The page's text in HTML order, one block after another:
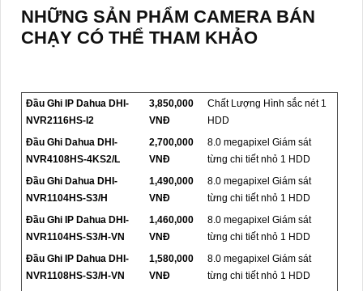
NHỮNG SẢN PHẨM CAMERA BÁN
CHẠY CÓ THỂ THAM KHẢO
Đầu Ghi IP Dahua DHI-
NVR2116HS-I2
3,850,000
VNĐ
Chất Lượng Hình sắc nét 1
HDD
Đầu Ghi Dahua DHI-
NVR4108HS-4KS2/L
2,700,000
VNĐ
8.0 megapixel Giám sát
từng chi tiết nhỏ 1 HDD
Đầu Ghi Dahua DHI-
NVR1104HS-S3/H
1,490,000
VNĐ
8.0 megapixel Giám sát
từng chi tiết nhỏ 1 HDD
Đầu Ghi IP Dahua DHI-
NVR1104HS-S3/H-VN
1,460,000
VNĐ
8.0 megapixel Giám sát
từng chi tiết nhỏ 1 HDD
Đầu Ghi IP Dahua DHI-
NVR1108HS-S3/H-VN
1,580,000
VNĐ
8.0 megapixel Giám sát
từng chi tiết nhỏ 1 HDD